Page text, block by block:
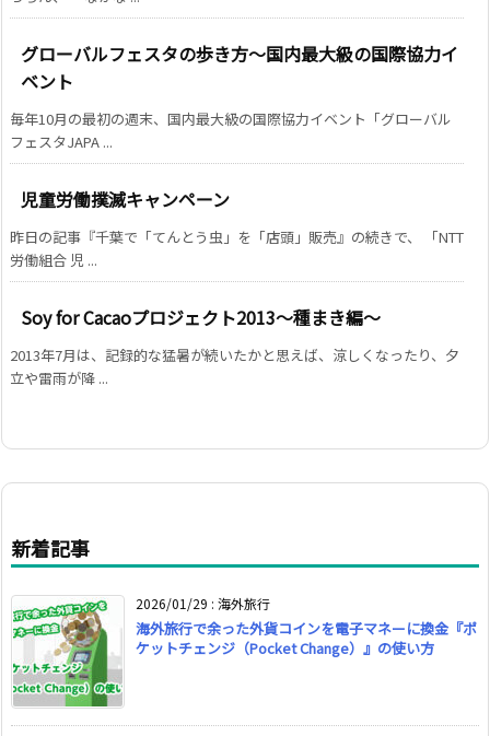
グローバルフェスタの歩き方～国内最大級の国際協力イ
ベント
毎年10月の最初の週末、国内最大級の国際協力イベント「グローバル
フェスタJAPA ...
児童労働撲滅キャンペーン
昨日の記事『千葉で「てんとう虫」を「店頭」販売』の続きで、 「NTT
労働組合 児 ...
Soy for Cacaoプロジェクト2013～種まき編～
2013年7月は、記録的な猛暑が続いたかと思えば、涼しくなったり、夕
立や雷雨が降 ...
新着記事
2026/01/29 : 海外旅行
海外旅行で余った外貨コインを電子マネーに換金『ポ
ケットチェンジ（Pocket Change）』の使い方